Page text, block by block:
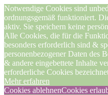
Notwendige Cookies sind
ordnungsgemäß funktioniert.
aktiv. Sie speichern keine
Alle Cookies, die für die
besonders erforderlich sind &
personenbezogener Daten des
& andere eingebettete Inhalte
erforderliche Cookies
Mehr erfahren
Cookies ablehnenCookies